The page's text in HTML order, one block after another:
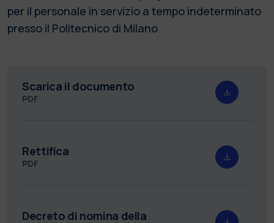
per il personale in servizio a tempo indeterminato
presso il Politecnico di Milano
Scarica il documento
PDF
Rettifica
PDF
Decreto di nomina della